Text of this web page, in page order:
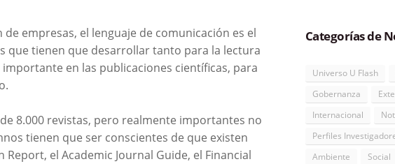
empresas, el lenguaje de comunicación es el
que tienen que desarrollar tanto para la lectura
en las publicaciones científicas, para
8.000 revistas, pero realmente importantes no
tienen que ser conscientes de que existen
el Academic Journal Guide, el Financial
Categorías de
Universo U Flash
Gobernanza
Internacional
Perfiles
Ambiente
Social